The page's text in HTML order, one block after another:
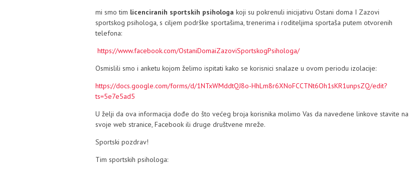
mi smo tim licenciranih sportskih psihologa koji su pokrenuli inicijativu Ostani doma I Zazovi
sportskog psihologa, s ciljem podrške sportašima, trenerima i roditeljima sportaša putem otvorenih
telefona:
https://www.facebook.com/OstaniDomaiZazoviSportskogPsihologa/
Osmislili smo i anketu kojom želimo ispitati kako se korisnici snalaze u ovom periodu izolacije:
https://docs.google.com/forms/d/1NTxWMddtQJ8o-HhLm8r6XNoFCCTNt6Oh1sKR1unpsZQ/edit?
ts=5e7e5ad5
U želji da ova informacija dođe do što većeg broja korisnika molimo Vas da navedene linkove stavite na
svoje web stranice, Facebook ili druge društvene mreže.
Sportski pozdrav!
Tim sportskih psihologa: